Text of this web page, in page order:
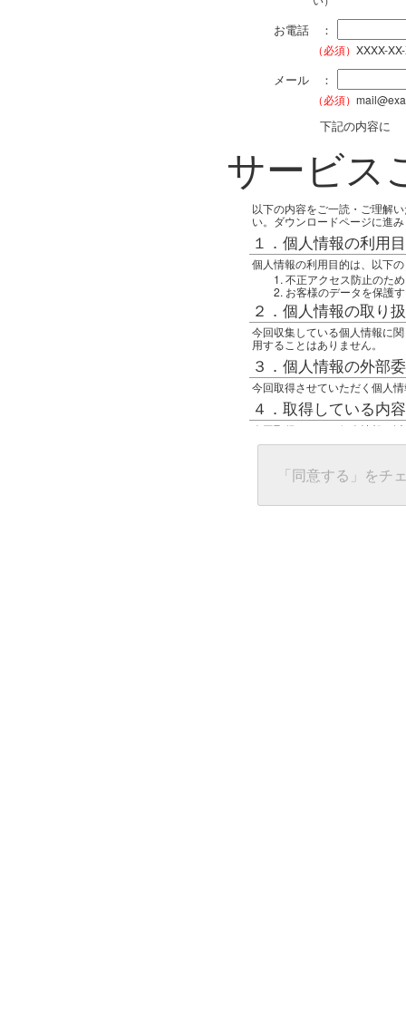
お電話 ：
（必須） XXXX-
メール ：
（必須）
下記の内容に
サービス
以下の内容をご一読・ご理解
い。ダウンロードページに進
１．個人情報の利用
個人情報の利用目的は、以下
不正アクセス防止のため
お客様のデータを保護
２．個人情報の取り
今回収集している個人情報に
用することはありません。
３．個人情報の外部
今回取得させていただく個人
４．取得している内
今回取得している個人情報は
任意の名前
グローバルIPアドレス
接続ホスト情報
５．個人情報に関す
「同意する」をチ